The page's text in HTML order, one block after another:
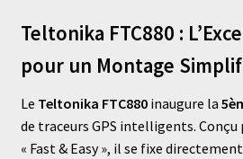
Teltonika FTC880 :
pour un Montage
Le Teltonika FTC880inaugure la
de traceurs GPS intelligents.
« Fast & Easy », il se fixe